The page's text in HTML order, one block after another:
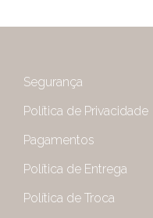
Segurança
Política de Privacidade
Pagamentos
Política de Entrega
Política de Troca